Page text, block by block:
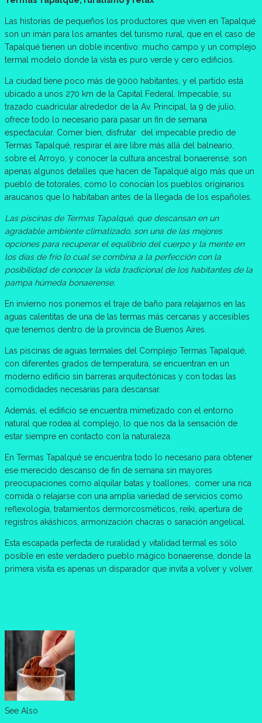
Las historias de pequeños los productores que viven en Tapalqué
son un imán para los amantes del turismo rural, que en el caso de
Tapalqué tienen un doble incentivo: mucho campo y un complejo
termal modelo donde la vista es puro verde y cero edificios.
La ciudad tiene poco más de 9000 habitantes, y el partido está
ubicado a unos 270 km de la Capital Federal. Impecable, su
trazado cuadricular alrededor de la Av. Principal, la 9 de julio,
ofrece todo lo necesario para pasar un fin de semana
espectacular. Comer bien, disfrutar del impecable predio de
Termas Tapalqué, respirar el aire libre más allá del balneario,
sobre el Arroyo, y conocer la cultura ancestral bonaerense, son
apenas algunos detalles que hacen de Tapalqué algo más que un
pueblo de totorales, como lo conocían los pueblos originarios
araucanos que lo habitaban antes de la llegada de los españoles.
Las piscinas de Termas Tapalqué, que descansan en un
agradable ambiente climatizado, son una de las mejores
opciones para recuperar el equilibrio del cuerpo y la mente en
los días de frio lo cual se combina a la perfección con la
posibilidad de conocer la vida tradicional de los habitantes de la
pampa húmeda bonaerense.
En invierno nos ponemos el traje de baño para relajarnos en las
aguas calentitas de una de las termas más cercanas y accesibles
que tenemos dentro de la provincia de Buenos Aires.
Las piscinas de aguas termales del Complejo Termas Tapalqué,
con diferentes grados de temperatura, se encuentran en un
moderno edificio sin barreras arquitectónicas y con todas las
comodidades necesarias para descansar.
Además, el edificio se encuentra mimetizado con el entorno
natural que rodea al complejo, lo que nos da la sensación de
estar siempre en contacto con la naturaleza.
En Termas Tapalqué se encuentra todo lo necesario para obtener
ese merecido descanso de fin de semana sin mayores
preocupaciones como alquilar batas y toallones, comer una rica
comida o relajarse con una amplia variedad de servicios como
reflexología, tratamientos dermorcosméticos, reiki, apertura de
registros akáshicos, armonización chacras o sanación angelical.
Esta escapada perfecta de ruralidad y vitalidad termal es sólo
posible en este verdadero pueblo mágico bonaerense, donde la
primera visita es apenas un disparador que invita a volver y volver.
See Also